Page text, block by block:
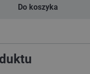
Do koszyka